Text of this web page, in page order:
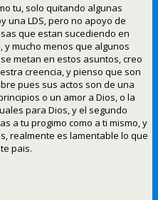
tu, solo quitando algunas
una LDS, pero no apoyo de
que estan sucediendo en
y mucho menos que algunos
metan en estos asuntos, creo
creencia, y pienso que son
pues sus actos son de una
o un amor a Dios, o la
para Dios, y el segundo
a tu progimo como a ti mismo, y
realmente es lamentable lo que
pais.